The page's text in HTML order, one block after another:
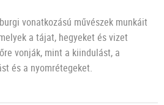
vonatkozású művészek munkáit
a tájat, hegyeket és vizet
vonják, mint a kiindulást, a
és a nyomrétegeket.